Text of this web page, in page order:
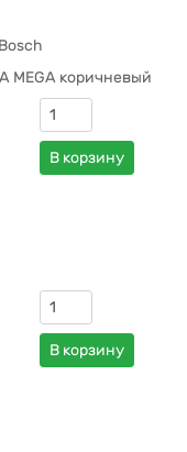
Bosch
MEGA коричневый
В корзину
В корзину